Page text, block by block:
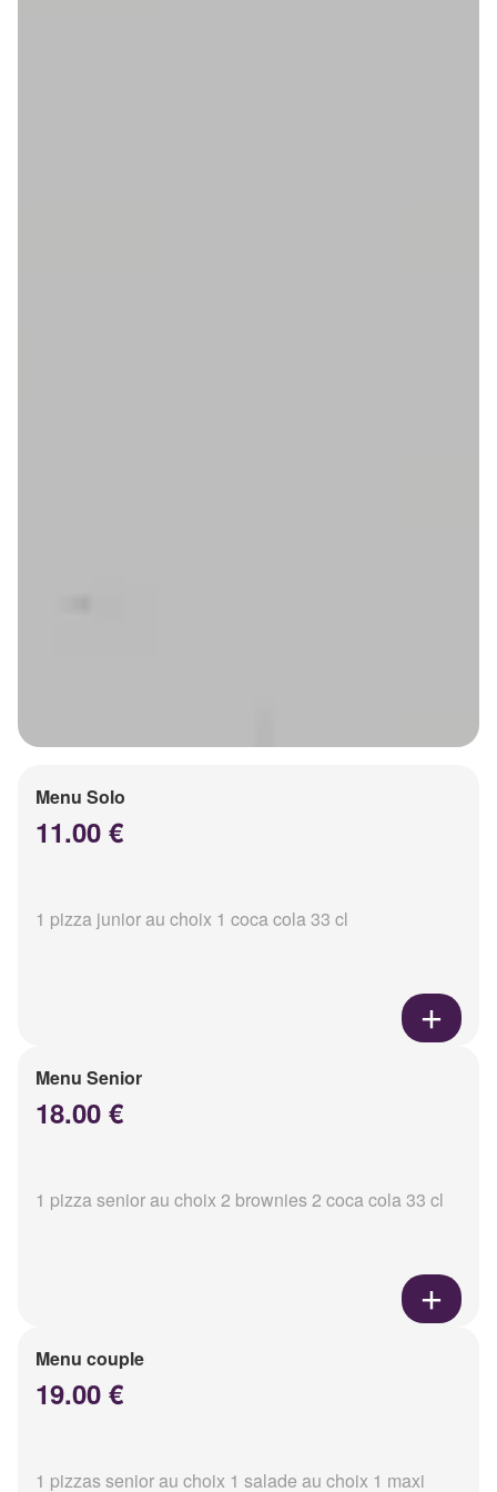
Menu Solo
11.00 €
1 pizza junior au choix 1 coca cola 33 cl
Menu Senior
18.00 €
1 pizza senior au choix 2 brownies 2 coca cola 33 cl
Menu couple
19.00 €
1 pizzas senior au choix 1 salade au choix 1 maxi